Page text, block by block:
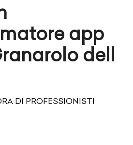
app
dell
DI PROFESSIONISTI